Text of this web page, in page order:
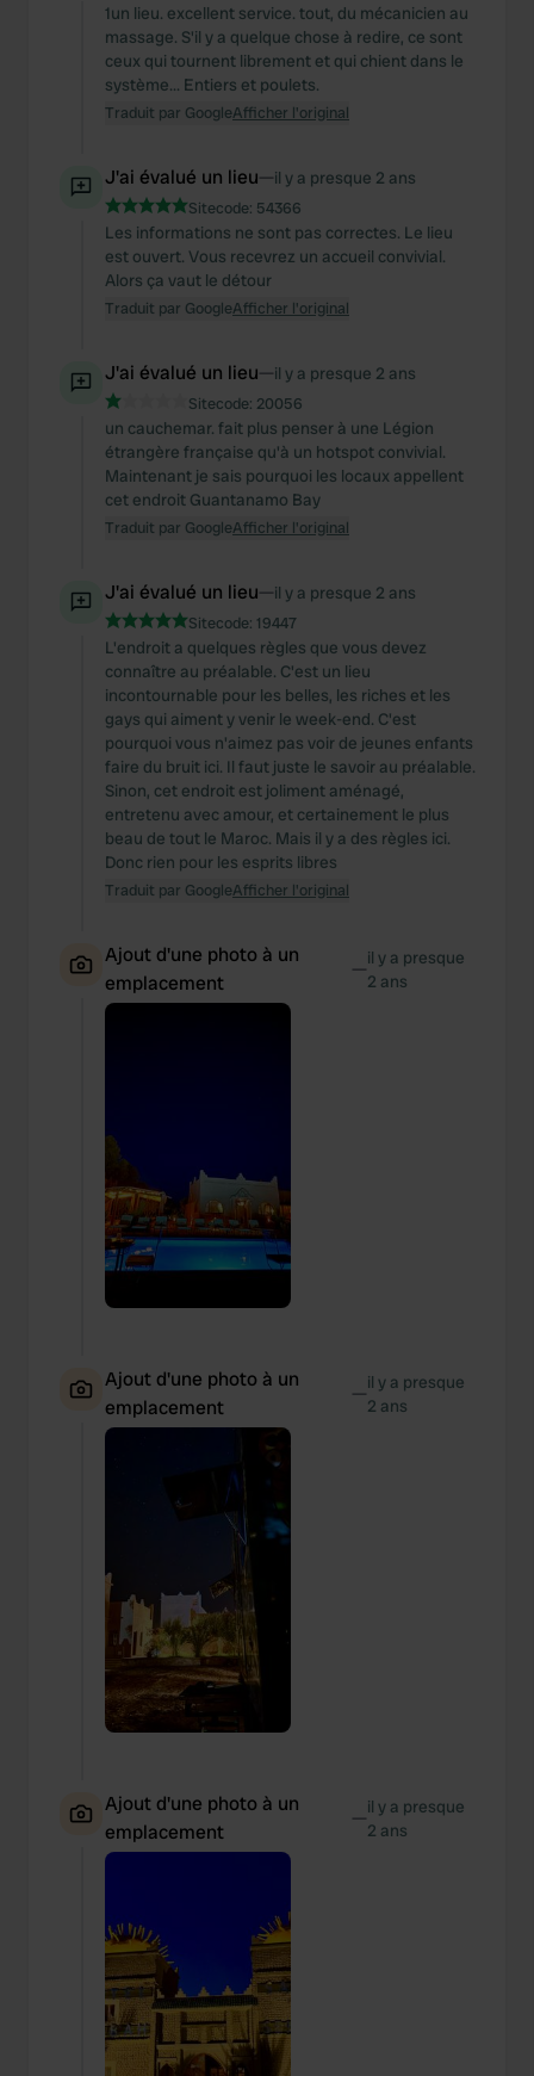
1un lieu. excellent service. tout, du mécanicien au
massage. S'il y a quelque chose à redire, ce sont
ceux qui tournent librement et qui chient dans le
système... Entiers et poulets.
Traduit par GoogleAfficher l'original
J'ai évalué un lieu—il y a presque 2 ans
Sitecode: 54366
Les informations ne sont pas correctes. Le lieu
est ouvert. Vous recevrez un accueil convivial.
Alors ça vaut le détour
Traduit par GoogleAfficher l'original
J'ai évalué un lieu—il y a presque 2 ans
Sitecode: 20056
un cauchemar. fait plus penser à une Légion
étrangère française qu'à un hotspot convivial.
Maintenant je sais pourquoi les locaux appellent
cet endroit Guantanamo Bay
Traduit par GoogleAfficher l'original
J'ai évalué un lieu—il y a presque 2 ans
Sitecode: 19447
L'endroit a quelques règles que vous devez
connaître au préalable. C'est un lieu
incontournable pour les belles, les riches et les
gays qui aiment y venir le week-end. C'est
pourquoi vous n'aimez pas voir de jeunes enfants
faire du bruit ici. Il faut juste le savoir au préalable.
Sinon, cet endroit est joliment aménagé,
entretenu avec amour, et certainement le plus
beau de tout le Maroc. Mais il y a des règles ici.
Donc rien pour les esprits libres
Traduit par GoogleAfficher l'original
Ajout d'une photo à un
emplacement
—il y a presque
2 ans
Ajout d'une photo à un
emplacement
—il y a presque
2 ans
Ajout d'une photo à un
emplacement
—il y a presque
2 ans